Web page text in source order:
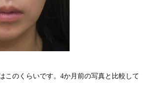
このくらいです。4か月前の写真と比較して